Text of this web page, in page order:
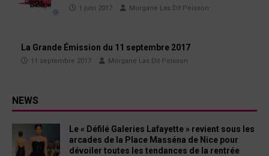
1 juin 2017 Morgane Las Dit Peisson
La Grande Émission du 11 septembre 2017
11 septembre 2017 Morgane Las Dit Peisson
NEWS
Le « Défilé Galeries Lafayette » revient sous les
arcades de la Place Masséna de Nice pour
dévoiler toutes les tendances de la rentrée